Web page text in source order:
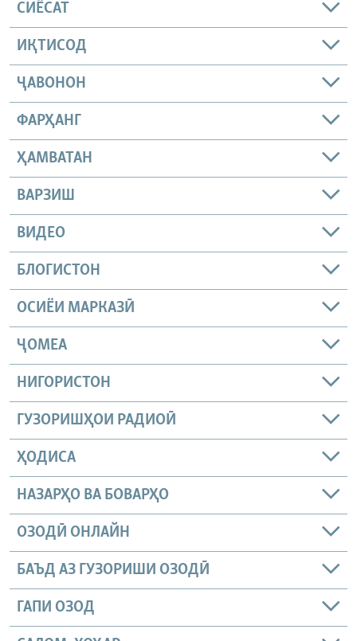
СИЁСАТ
ИҚТИСОД
ҶАВОНОН
ФАРҲАНГ
ҲАМВАТАН
ВАРЗИШ
ВИДЕО
БЛОГИСТОН
ОСИЁИ МАРКАЗӢ
ҶОМEА
НИГОРИСТОН
ГУЗОРИШҲОИ РАДИОӢ
ҲОДИСА
НАЗАРҲО ВА БОВАРҲО
ОЗОДӢ ОНЛАЙН
БАЪД АЗ ГУЗОРИШИ ОЗОДӢ
ГАПИ ОЗОД